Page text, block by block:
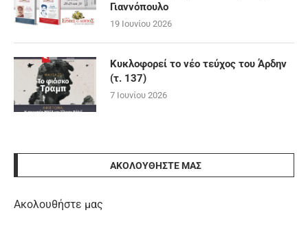
Γιαννόπουλο
19 Ιουνίου 2026
Κυκλοφορεί το νέο τεύχος του Άρδην
(τ. 137)
7 Ιουνίου 2026
ΑΚΟΛΟΥΘΉΣΤΕ ΜΑΣ
Ακολουθήστε μας